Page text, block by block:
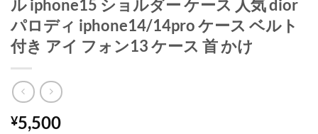
ル iphone15 ショルダー ケース 人気 dior
パロディ iphone14/14pro ケース ベルト
付き アイ フォン13 ケース 首 かけ
¥5,500